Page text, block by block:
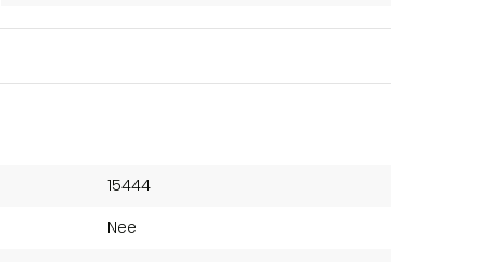
15444
Nee